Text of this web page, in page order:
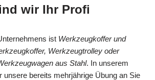
wir Ihr Profi
ist Werkzeugkoffer und
Werkzeugtrolley oder
aus Stahl. In unserem
unsere bereits mehrjährige Übung an Sie